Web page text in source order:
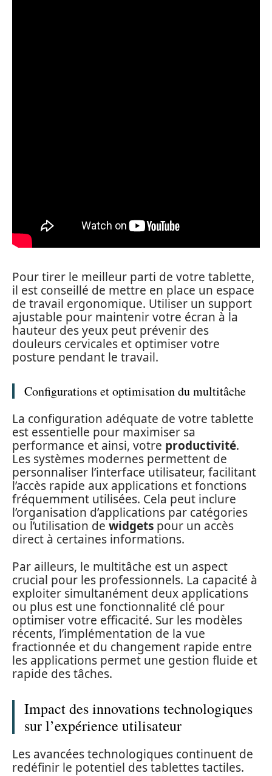
Pour tirer le meilleur parti de votre tablette,
il est conseillé de mettre en place un espace
de travail ergonomique. Utiliser un support
ajustable pour maintenir votre écran à la
hauteur des yeux peut prévenir des
douleurs cervicales et optimiser votre
posture pendant le travail.
Configurations et optimisation du multitâche
La configuration adéquate de votre tablette
est essentielle pour maximiser sa
performance et ainsi, votre productivité.
Les systèmes modernes permettent de
personnaliser l’interface utilisateur, facilitant
l’accès rapide aux applications et fonctions
fréquemment utilisées. Cela peut inclure
l’organisation d’applications par catégories
ou l’utilisation de widgets pour un accès
direct à certaines informations.
Par ailleurs, le multitâche est un aspect
crucial pour les professionnels. La capacité à
exploiter simultanément deux applications
ou plus est une fonctionnalité clé pour
optimiser votre efficacité. Sur les modèles
récents, l’implémentation de la vue
fractionnée et du changement rapide entre
les applications permet une gestion fluide et
rapide des tâches.
Impact des innovations technologiques
sur l’expérience utilisateur
Les avancées technologiques continuent de
redéfinir le potentiel des tablettes tactiles.